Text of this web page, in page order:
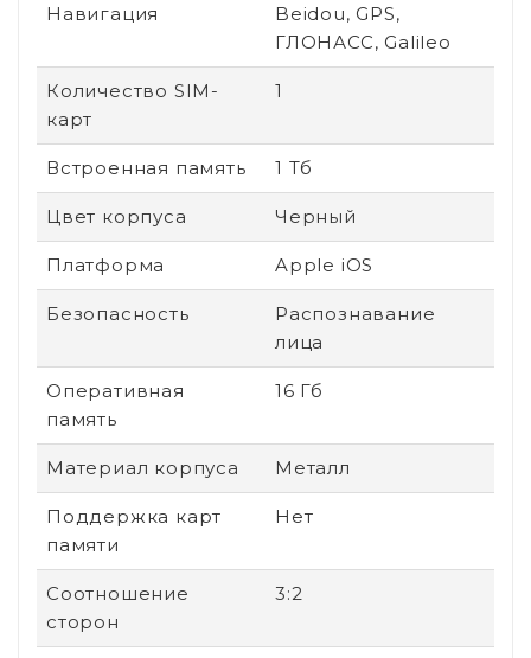
Навигация
Beidou, GPS,
ГЛОНАСС, Galileo
Количество SIM-
карт
1
Встроенная память 1 Тб
Цвет корпуса Черный
Платформа Apple iOS
Безопасность
Распознавание
лица
Оперативная
память
16 Гб
Материал корпуса Металл
Поддержка карт
памяти
Нет
Соотношение
сторон
3:2